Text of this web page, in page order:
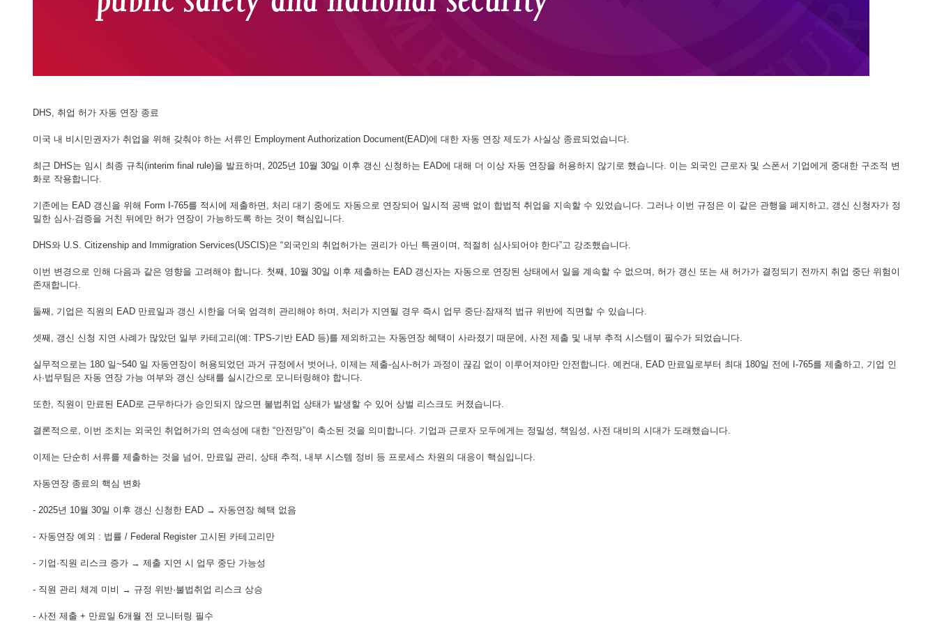
DHS, 취업 허가 자동 연장 종료
미국 내 비시민권자가 취업을 위해 갖춰야 하는 서류인 Employment Authorization Document(EAD)에 대한 자동 연장 제도가 사실상 종료되었습니다.
최근 DHS는 임시 최종 규칙(interim final rule)을 발표하며, 2025년 10월 30일 이후 갱신 신청하는 EAD에 대해 더 이상 자동 연장을 허용하지 않기로 했습니다. 이는 외국인 근로자 및 스폰서 기업에게 중대한 구조적 변
화로 작용합니다.
기존에는 EAD 갱신을 위해 Form I-765를 적시에 제출하면, 처리 대기 중에도 자동으로 연장되어 일시적 공백 없이 합법적 취업을 지속할 수 있었습니다. 그러나 이번 규정은 이 같은 관행을 폐지하고, 갱신 신청자가 정
밀한 심사·검증을 거친 뒤에만 허가 연장이 가능하도록 하는 것이 핵심입니다.
DHS와 U.S. Citizenship and Immigration Services(USCIS)은 “외국인의 취업허가는 권리가 아닌 특권이며, 적절히 심사되어야 한다”고 강조했습니다.
이번 변경으로 인해 다음과 같은 영향을 고려해야 합니다. 첫째, 10월 30일 이후 제출하는 EAD 갱신자는 자동으로 연장된 상태에서 일을 계속할 수 없으며, 허가 갱신 또는 새 허가가 결정되기 전까지 취업 중단 위험이
존재합니다.
둘째, 기업은 직원의 EAD 만료일과 갱신 시한을 더욱 엄격히 관리해야 하며, 처리가 지연될 경우 즉시 업무 중단·잠재적 법규 위반에 직면할 수 있습니다.
셋째, 갱신 신청 지연 사례가 많았던 일부 카테고리(예: TPS-기반 EAD 등)를 제외하고는 자동연장 혜택이 사라졌기 때문에, 사전 제출 및 내부 추적 시스템이 필수가 되었습니다.
실무적으로는 180 일~540 일 자동연장이 허용되었던 과거 규정에서 벗어나, 이제는 제출-심사-허가 과정이 끊김 없이 이루어져야만 안전합니다. 예컨대, EAD 만료일로부터 최대 180일 전에 I-765를 제출하고, 기업 인
사·법무팀은 자동 연장 가능 여부와 갱신 상태를 실시간으로 모니터링해야 합니다.
또한, 직원이 만료된 EAD로 근무하다가 승인되지 않으면 불법취업 상태가 발생할 수 있어 상벌 리스크도 커졌습니다.
결론적으로, 이번 조치는 외국인 취업허가의 연속성에 대한 “안전망”이 축소된 것을 의미합니다. 기업과 근로자 모두에게는 정밀성, 책임성, 사전 대비의 시대가 도래했습니다.
이제는 단순히 서류를 제출하는 것을 넘어, 만료일 관리, 상태 추적, 내부 시스템 정비 등 프로세스 차원의 대응이 핵심입니다.
자동연장 종료의 핵심 변화
- 2025년 10월 30일 이후 갱신 신청한 EAD → 자동연장 혜택 없음
- 자동연장 예외 : 법률 / Federal Register 고시된 카테고리만
- 기업·직원 리스크 증가 → 제출 지연 시 업무 중단 가능성
- 직원 관리 체계 미비 → 규정 위반·불법취업 리스크 상승
- 사전 제출 + 만료일 6개월 전 모니터링 필수